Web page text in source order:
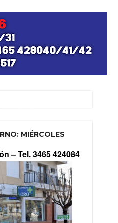
MIÉRCOLES
–Tel. 3465 424084